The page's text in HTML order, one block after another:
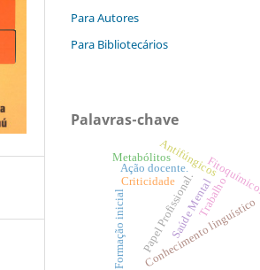
Para Autores
Para Bibliotecários
Palavras-chave
Papel Profissional.
Ação docente.
Criticidade
Conhecimento linguístico
Formação inicial Saúde Mental
AntifúngicosFitoquímicos
Metabólitos
Trabalho